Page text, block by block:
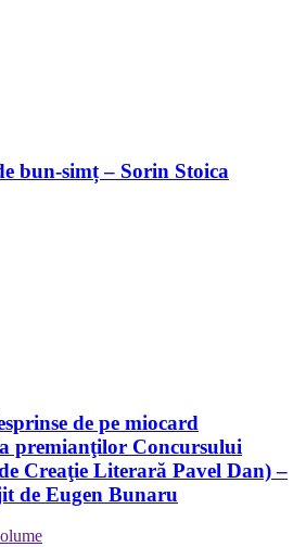
bun-simț – Sorin Stoica
de pe miocard
premianţilor Concursului
Creaţie Literară Pavel Dan) –
de Eugen Bunaru